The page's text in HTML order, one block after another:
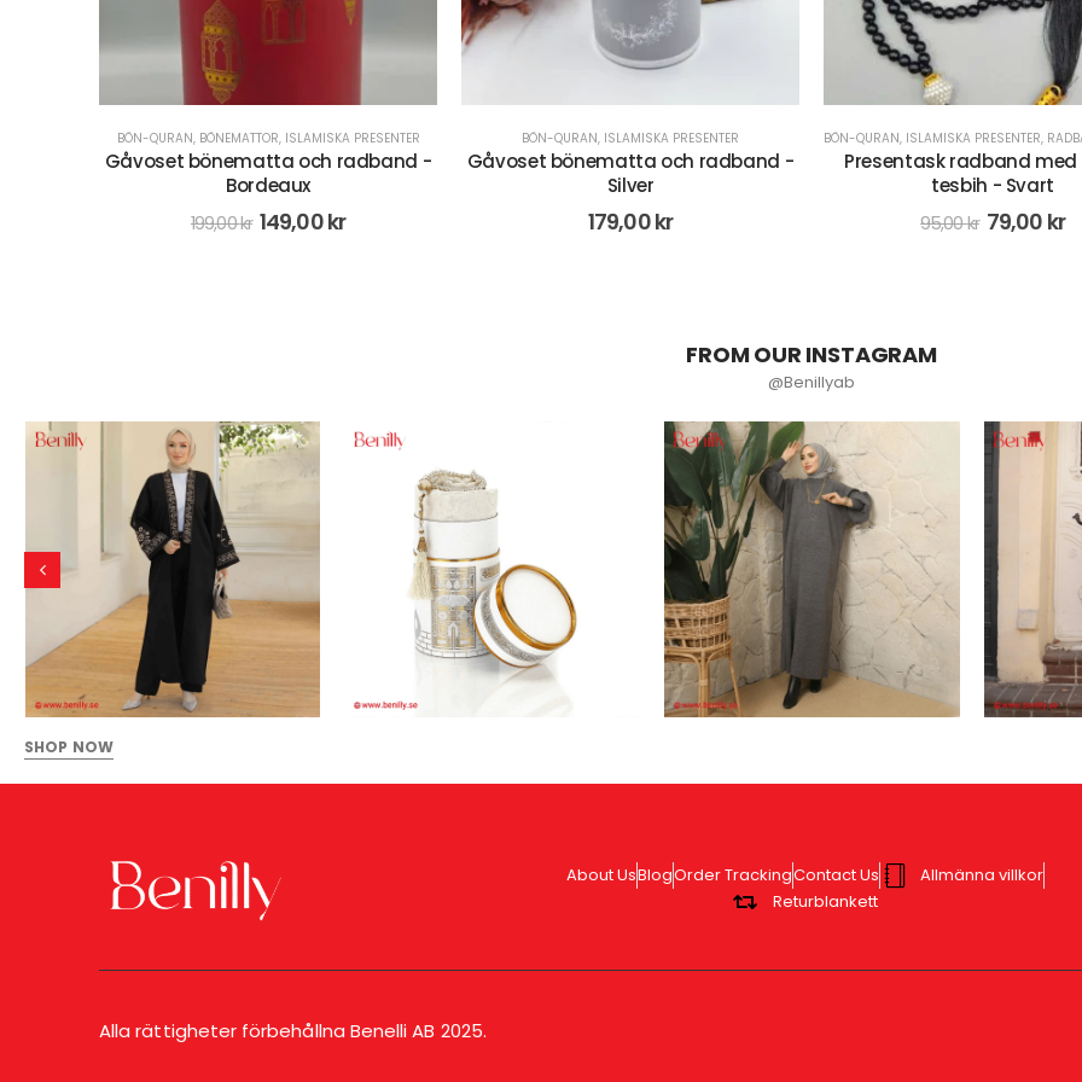
BÖN-QURAN,ISLAMISKA PRESENTER
Gåvoset bönematta och radband -
Silver
179,00kr
BÖN-QURAN,ISLAMISKA PRESENTER,RADBAND/MISBAHA
Presentask radband med digital
tesbih - Svart
95,00kr 79,00
BÖN-QURAN, ISLAMISKA PRESENTER,
Radband med digital
Grå
89,00kr 71,00 kr
FROM OUR INSTAGRAM
@Benillyab
SHOP NOW
About UsBlogOrder TrackingContact Us
Allmänna villkor
Returblankett
Alla rättigheter förbehållna Benelli AB 2025.